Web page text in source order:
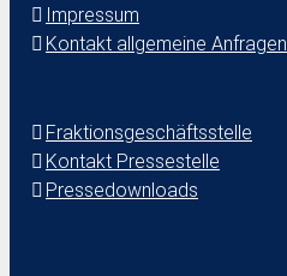
Impressum
Kontakt allgemeine Anfragen
Fraktionsgeschäftsstelle
Kontakt Pressestelle
Pressedownloads